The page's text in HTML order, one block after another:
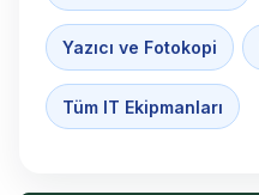
Yazıcı ve Fotokopi
Tüm IT Ekipmanları